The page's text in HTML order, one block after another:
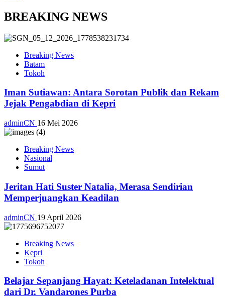
BREAKING NEWS
Breaking News
Batam
Tokoh
Iman Sutiawan: Antara Sorotan Publik dan Rekam
Jejak Pengabdian di Kepri
adminCN 16 Mei 2026
Breaking News
Nasional
Sumut
Jeritan Hati Suster Natalia, Merasa Sendirian
Memperjuangkan Keadilan
adminCN 19 April 2026
Breaking News
Kepri
Tokoh
Belajar Sepanjang Hayat: Keteladanan Intelektual
dari Dr. Vandarones Purba